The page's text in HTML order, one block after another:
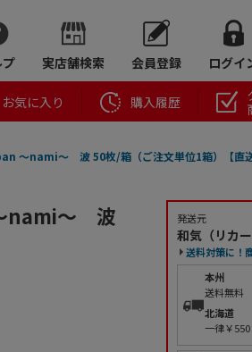
実店舗検索 会員登録 ログイ
お気に入り 購入履歴
～nami～ 波 50枚/箱（ご注文単位1箱）【直送
nami～ 波
発送元
和気（リカー
送料対策に！
本州
送料無料
北海道
一律￥550